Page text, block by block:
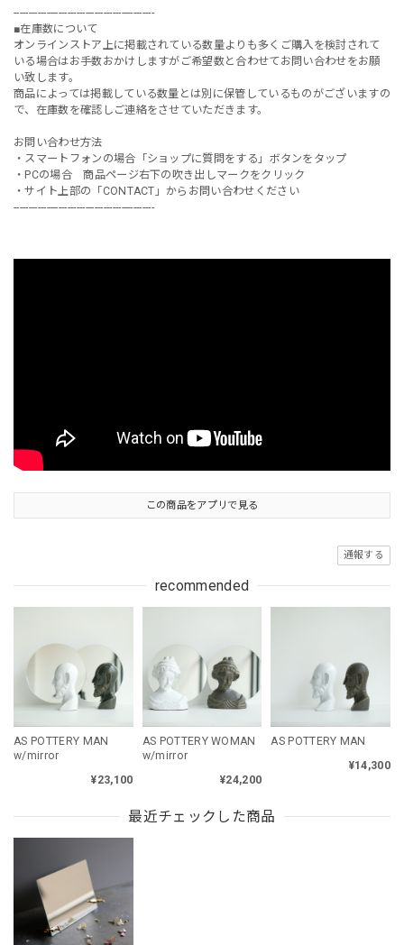
-----------------------------------------------
■在庫数について
オンラインストア上に掲載されている数量よりも多くご購入を検討されて
いる場合はお手数おかけしますがご希望数と合わせてお問い合わせをお願
い致します。
商品によっては掲載している数量とは別に保管しているものがございますの
で、在庫数を確認しご連絡をさせていただきます。
お問い合わせ方法
・スマートフォンの場合「ショップに質問をする」ボタンをタップ
・PCの場合 商品ページ右下の吹き出しマークをクリック
・サイト上部の「CONTACT」からお問い合わせください
-----------------------------------------------
この商品をアプリで見る
通報する
recommended
AS POTTERY MAN
w/mirror
¥23,100
AS POTTERY WOMAN
w/mirror
¥24,200
AS POTTERY MAN
¥14,300
最近チェックした商品